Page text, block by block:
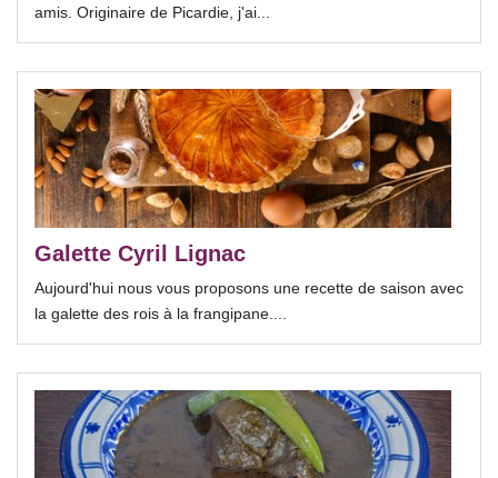
amis. Originaire de Picardie, j'ai...
Galette Cyril Lignac
Aujourd'hui nous vous proposons une recette de saison avec
la galette des rois à la frangipane....